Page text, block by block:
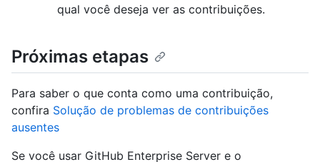
qual você deseja ver as contribuições.
Próximas etapas
Para saber o que conta como uma contribuição,
confira Solução de problemas de contribuições
ausentes
Se você usar GitHub Enterprise Server e o